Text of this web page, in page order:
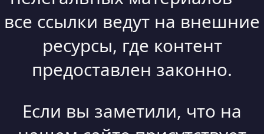
все ссылки ведут на внешние
ресурсы, где контент
предоставлен законно.
Если вы заметили, что на